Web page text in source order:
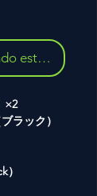
estiver
×2
ック）
）